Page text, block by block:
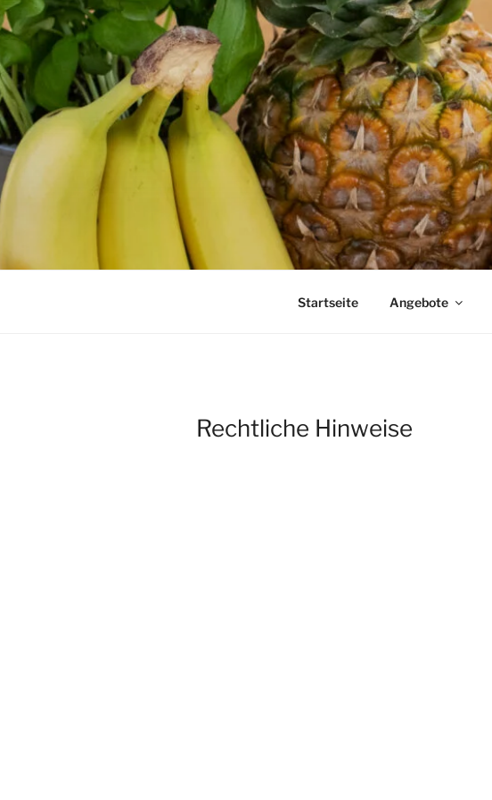
Zum
Inhalt
springen
Startseite Angebote
Rechtliche Hinweise